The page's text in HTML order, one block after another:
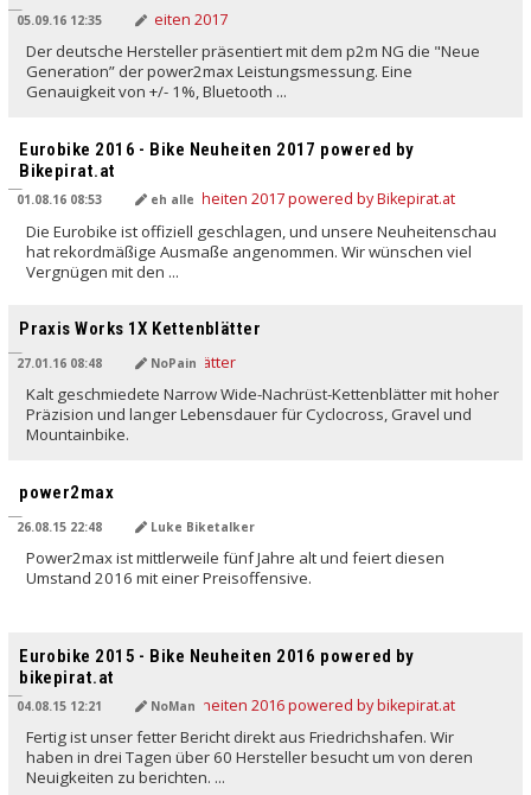
05.09.16 12:35
Der deutsche Hersteller präsentiert mit dem p2m NG die "Neue
Generation” der power2max Leistungsmessung. Eine
Genauigkeit von +/- 1%, Bluetooth ...
Eurobike 2016 - Bike Neuheiten 2017 powered by
Bikepirat.at
01.08.16 08:53 eh alle
Die Eurobike ist offiziell geschlagen, und unsere Neuheitenschau
hat rekordmäßige Ausmaße angenommen. Wir wünschen viel
Vergnügen mit den ...
Praxis Works 1X Kettenblätter
27.01.16 08:48 NoPain
Kalt geschmiedete Narrow Wide-Nachrüst-Kettenblätter mit hoher
Präzision und langer Lebensdauer für Cyclocross, Gravel und
Mountainbike.
power2max
26.08.15 22:48 Luke Biketalker
Power2max ist mittlerweile fünf Jahre alt und feiert diesen
Umstand 2016 mit einer Preisoffensive.
Eurobike 2015 - Bike Neuheiten 2016 powered by
bikepirat.at
04.08.15 12:21 NoMan
Fertig ist unser fetter Bericht direkt aus Friedrichshafen. Wir
haben in drei Tagen über 60 Hersteller besucht um von deren
Neuigkeiten zu berichten. ...